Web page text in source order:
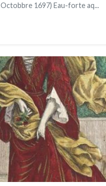
Octobbre 1697) Eau-forte aq...